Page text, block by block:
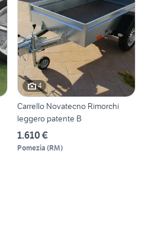
4
Carrello Novatecno Rimorchi
leggero patente B
1.610 €
Pomezia (RM)